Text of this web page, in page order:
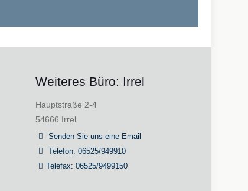
Weiteres Büro: Irrel
Hauptstraße 2-4
54666 Irrel
Senden Sie uns eine Email
Telefon: 06525/949910
Telefax: 06525/9499150